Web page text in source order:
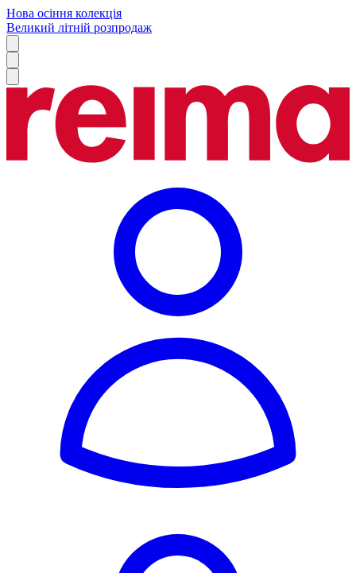
Нова осіння колекція
Великий літній розпродаж